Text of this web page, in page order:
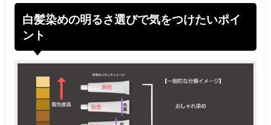
白髪染めの明るさ選びで気をつけたいポイ
ント